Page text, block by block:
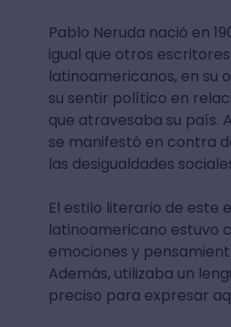
Pablo Neruda nació en
igual que otros escritores
latinoamericanos, en su
su sentir político en
que atravesaba su país.
se manifestó en contra
las desigualdades
El estilo literario de este
latinoamericano estuvo
emociones y
Además, utilizaba un
preciso para expresar